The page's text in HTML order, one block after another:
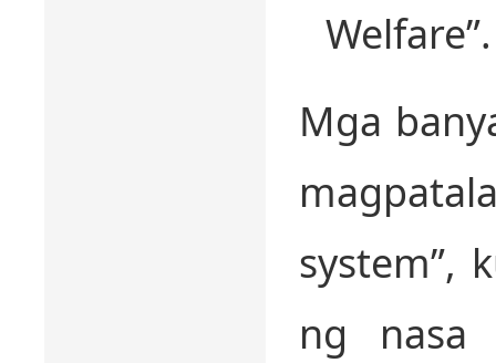
Welfare”.
Mga
system”,
ng nasa